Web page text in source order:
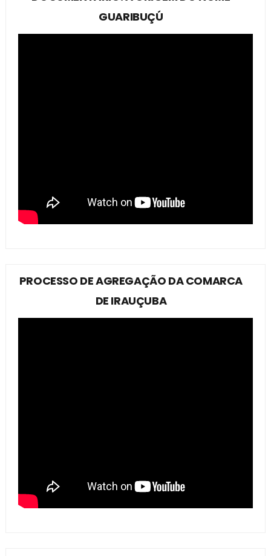
GUARIBUÇÚ
PROCESSO DE AGREGAÇÃO DA COMARCA
DE IRAUÇUBA